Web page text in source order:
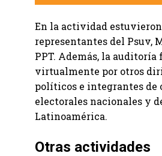
En la actividad
representantes del Psuv,
PPT. Además, la auditoría
virtualmente por otros
políticos e integrantes de
electorales nacionales y
Latinoamérica.
Otras actividades